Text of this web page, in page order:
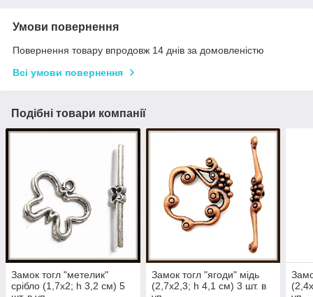
Умови повернення
Повернення товару впродовж 14 днів за домовленістю
Всі умови повернення
Подібні товари компанії
Замок тогл "метелик"
срібло (1,7х2; h 3,2 см) 5
Замок тогл "ягоди" мідь
(2,7х2,3; h 4,1 см) 3 шт. в